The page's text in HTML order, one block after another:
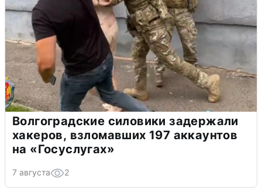
Волгоградские силовики задержали
хакеров, взломавших 197 аккаунтов
на «Госуслугах»
7 августа 2